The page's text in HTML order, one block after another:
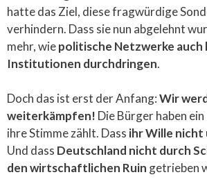
hatte das Ziel, diese fragwürdige
verhindern. Dass sie nun abgelehnt
mehr, wiepolitische Netzwerke auch
Institutionen durchdringen.
Doch das ist erst der Anfang:Wir
weiterkämpfen! Die Bürger haben
ihre Stimme zählt. Dass ihr Wille nicht
Und dass Deutschland nicht durch
den wirtschaftlichen Ruin getrieben